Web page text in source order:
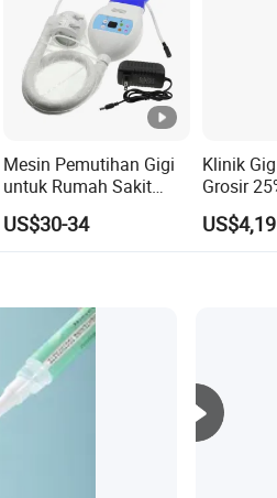
Mesin Pemutihan Gigi
untuk Rumah Sakit
Laboratorium Peralatan
Medis Bedah
Diagnostik Klinik Dokter
US$30-34
Klinik
Grosir
35%HP
Gigi
Gel
US$4,19